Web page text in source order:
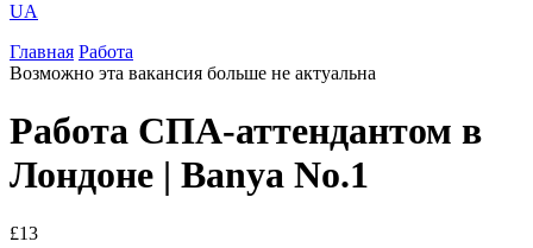
UA
Главная Работа
Возможно эта вакансия больше не актуальна
Работа СПА-аттендантом в
Лондоне | Banya No.1
£13